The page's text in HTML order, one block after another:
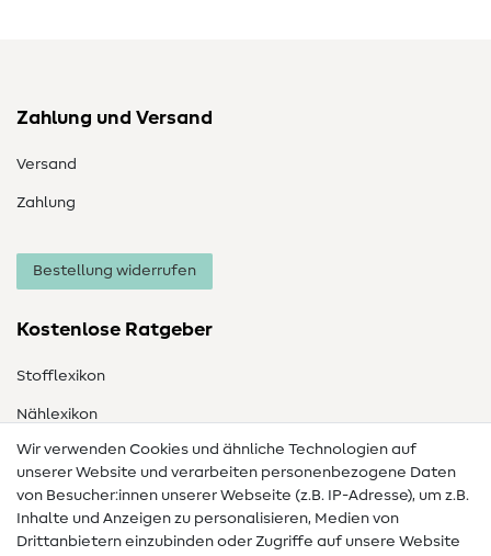
Zahlung und Versand
Versand
Zahlung
Bestellung widerrufen
Kostenlose Ratgeber
Stofflexikon
Nählexikon
Nähanleitungen
Hilfe & Kontakt
Kontakt
Wir verwenden Cookies und ähnliche Technologien auf
unserer Website und verarbeiten personenbezogene Daten
von Besucher:innen unserer Webseite (z.B. IP-Adresse), um z.B.
Inhalte und Anzeigen zu personalisieren, Medien von
Drittanbietern einzubinden oder Zugriffe auf unsere Website